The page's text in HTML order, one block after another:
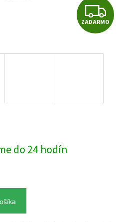
Z
A
ZADARMO
do 24 hodín